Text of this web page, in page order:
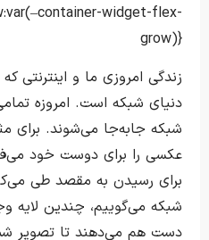
widget-flex-
grow)}
زندگی امروزی ما و اینترنتی
دنیای شبکه است. امروزه
شبکه جابه‌جا می‌شوند. برای
عکسی را برای دوست خود
برای رسیدن به مقصد طی
شبکه می‌گوییم، چندین لایه
دست هم می‌دهند تا تصویر